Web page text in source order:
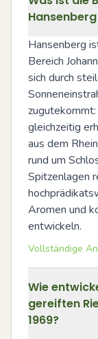
Hansenberg
Bereich
sich durch
gleichzeitig
aus dem
rund um
Spitzenlagen
Aromen und
entwickeln.
Vollständige
Wie
gereiften
1969?